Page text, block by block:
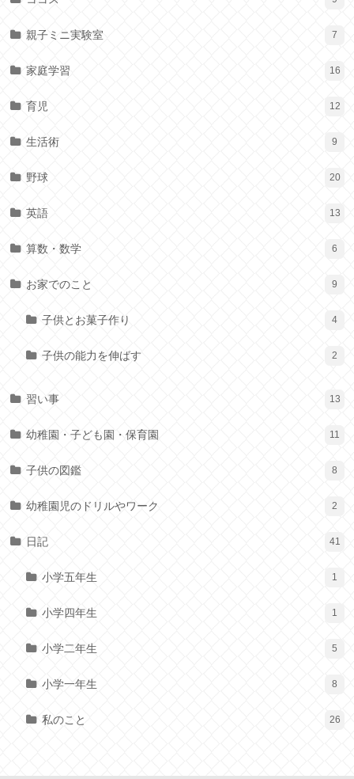
親子ミニ実験室 7
家庭学習 16
育児 12
生活術 9
野球 20
英語 13
算数・数学 6
お家でのこと 9
子供とお菓子作り 4
子供の能力を伸ばす 2
習い事 13
幼稚園・子ども園・保育園 11
子供の図鑑 8
幼稚園児のドリルやワーク 2
日記 41
小学五年生 1
小学四年生 1
小学二年生 5
小学一年生 8
私のこと 26